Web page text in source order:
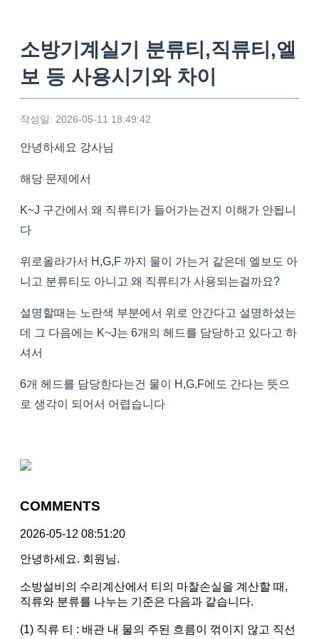
소방기계실기 분류티,직류티,엘
보 등 사용시기와 차이
작성일: 2026-05-11 18:49:42
안녕하세요 강사님
해당 문제에서
K~J 구간에서 왜 직류티가 들어가는건지 이해가 안됩니
다
위로올라가서 H,G,F 까지 물이 가는거 같은데 엘보도 아
니고 분류티도 아니고 왜 직류티가 사용되는걸까요?
설명할때는 노란색 부분에서 위로 안간다고 설명하셨는
데 그 다음에는 K~J는 6개의 헤드를 담당하고 있다고 하
셔서
6개 헤드를 담당한다는건 물이 H,G,F에도 간다는 뜻으
로 생각이 되어서 어렵습니다
COMMENTS
2026-05-12 08:51:20
안녕하세요. 회원님.
소방설비의 수리계산에서 티의 마찰손실을 계산할 때,
직류와 분류를 나누는 기준은 다음과 같습니다.
(1) 직류 티 : 배관 내 물의 주된 흐름이 꺾이지 않고 직선